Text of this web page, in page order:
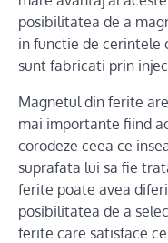
posibilitatea de a
in functie de cerintele
sunt fabricati prin
Magnetul din ferite
mai importante fiind
corodeze ceea ce
suprafata lui sa fie
ferite poate avea
posibilitatea de a
ferite care satisface